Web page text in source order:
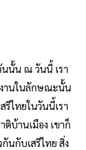
นนั้น ณ วันนี้ เรา
งานในลักษณะนั้น
รีไทยในวันนี้เรา
ติบ้านเมือง เขาก็
นกับเสรีไทย สิ่ง